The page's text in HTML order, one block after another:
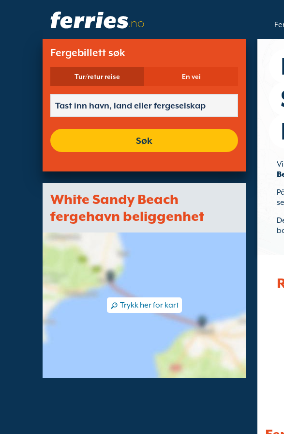
.no
Fergebillett søk
Tur/retur reise En vei
Søk
White Sandy Beach
fergehavn beliggenhet
Trykk her for kart